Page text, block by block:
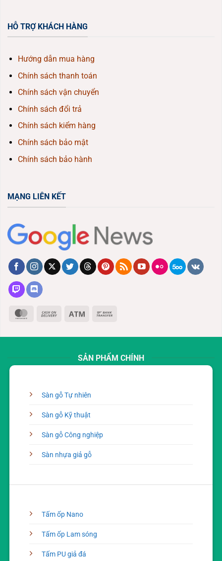
HỖ TRỢ KHÁCH HÀNG
Hướng dẫn mua hàng
Chính sách thanh toán
Chính sách vận chuyển
Chính sách đổi trả
Chính sách kiểm hàng
Chính sách bảo mật
Chính sách bảo hành
MẠNG LIÊN KẾT
MasterCard
Cash
Delivery
Atm
SẢN PHẨM CHÍNH
Sàn gỗ Tự nhiên
Sàn gỗ Kỹ thuật
Sàn gỗ Công nghiệp
Sàn nhựa giả gỗ
Tấm ốp Nano
Tấm ốp Lam sóng
Tấm PU giả đá